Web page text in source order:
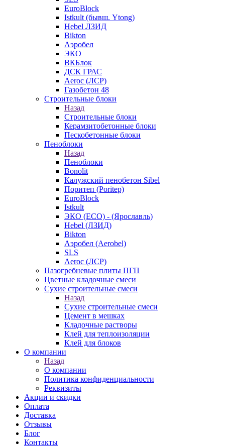
EuroBlock
Istkult (бывш. Ytong)
Hebel ЛЗИД
Bikton
Аэробел
ЭКО
ВКБлок
ДСК ГРАС
Aeroc (ЛСР)
Газобетон 48
Строительные блоки
Назад
Строительные блоки
Керамзитобетонные блоки
Пескобетонные блоки
Пеноблоки
Назад
Пеноблоки
Bonolit
Калужский пенобетон Sibel
Поритеп (Poritep)
EuroBlock
Istkult
ЭКО (ECO) - (Ярославль)
Hebel (ЛЗИД)
Bikton
Аэробел (Aerobel)
SLS
Aeroc (ЛСР)
Пазогребневые плиты ПГП
Цветные кладочные смеси
Сухие строительные смеси
Назад
Сухие строительные смеси
Цемент в мешках
Кладочные растворы
Клей для теплоизоляции
Клей для блоков
О компании
Назад
О компании
Политика конфиденциальности
Реквизиты
Акции и скидки
Оплата
Доставка
Отзывы
Блог
Контакты